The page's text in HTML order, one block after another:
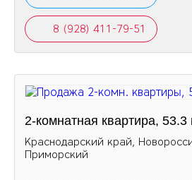
8 (928) 411-79-51
2-комнатная квартира, 53.3
Краснодарский край,
Приморский